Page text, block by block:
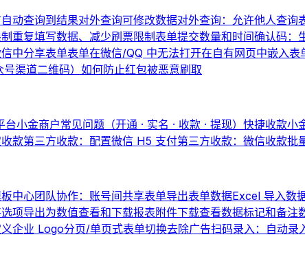
动查询到结果对外查询可修改数据对外查询：允许他人查询
制重复填写数据、减少刷票限制表单提交数量和时间确认码：
中分享表单表单在微信/QQ 中无法打开在自有网页中嵌入表
渠道二维码） 如何防止红包被恶意刷取
台小金商户常见问题（开通 · 实名 · 收款 · 提现） 快捷收款小
款第三方收款：配置微信 H5 支付第三方收款：微信收款批
中心团队协作：账号间共享表单导出表单数据Excel 导入数
项导出为数值查看和下载报表附件下载查看数据标记和备注
企业 Logo分页/单页式表单切换去除广告扫码录入：自动录